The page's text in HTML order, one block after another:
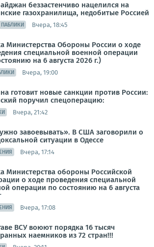
беззастенчиво нацелился на
газохранилища, недобитые Россией
ПАБЛИКИ Вчера, 18:45
Министерства Обороны России о ходе
специальной военной операции
на 6 августа 2026 г.)
Вчера, 19:00
готовит новые санкции против России:
поручил спецоперацию:
Вчера, 21:42
завоевывать». В США заговорили о
ситуации в Одессе
Вчера, 17:14
Министерства обороны Российской
о ходе проведения специальной
операции по состоянию на 6 августа
Вчера, 17:08
ВСУ воюют порядка 16 тысяч
наемников из 72 стран!!!